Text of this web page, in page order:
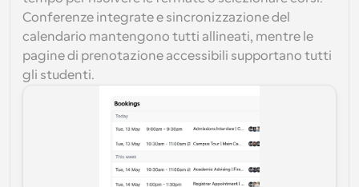
Conferenze integrate e sincronizzazione del
calendario mantengono tutti allineati, mentre le
pagine di prenotazione accessibili supportano tutti
gli studenti.